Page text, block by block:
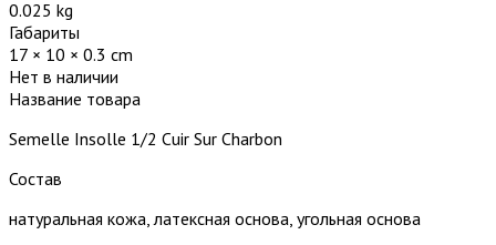
0.025 kg
Габариты
17 × 10 × 0.3 cm
Нет в наличии
Название товара
Semelle Insolle 1/2 Cuir Sur Charbon
Состав
натуральная кожа, латексная основа, угольная основа